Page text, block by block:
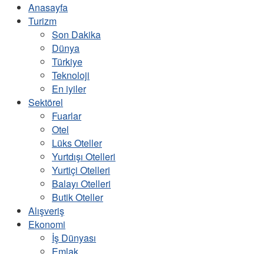
Anasayfa
Turizm
Son Dakika
Dünya
Türkiye
Teknoloji
En iyiler
Sektörel
Fuarlar
Otel
Lüks Oteller
Yurtdışı Otelleri
Yurtiçi Otelleri
Balayı Otelleri
Butik Oteller
Alışveriş
Ekonomi
İş Dünyası